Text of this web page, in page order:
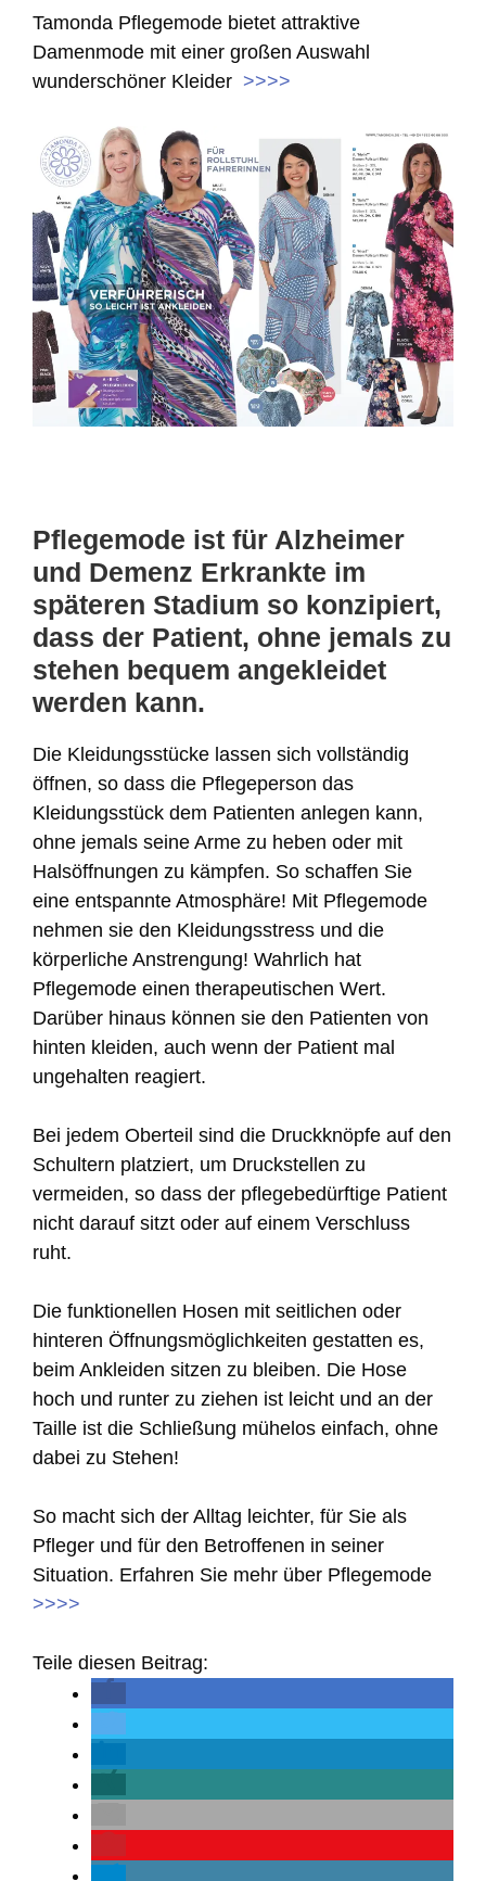
Tamonda Pflegemode bietet attraktive
Damenmode mit einer großen Auswahl
wunderschöner Kleider >>>>
Pflegemode ist für Alzheimer
und Demenz Erkrankte im
späteren Stadium so konzipiert,
dass der Patient, ohne jemals zu
stehen bequem angekleidet
werden kann.
Die Kleidungsstücke lassen sich vollständig
öffnen, so dass die Pflegeperson das
Kleidungsstück dem Patienten anlegen kann,
ohne jemals seine Arme zu heben oder mit
Halsöffnungen zu kämpfen. So schaffen Sie
eine entspannte Atmosphäre! Mit Pflegemode
nehmen sie den Kleidungsstress und die
körperliche Anstrengung! Wahrlich hat
Pflegemode einen therapeutischen Wert.
Darüber hinaus können sie den Patienten von
hinten kleiden, auch wenn der Patient mal
ungehalten reagiert.
Bei jedem Oberteil sind die Druckknöpfe auf den
Schultern platziert, um Druckstellen zu
vermeiden, so dass der pflegebedürftige Patient
nicht darauf sitzt oder auf einem Verschluss
ruht.
Die funktionellen Hosen mit seitlichen oder
hinteren Öffnungsmöglichkeiten gestatten es,
beim Ankleiden sitzen zu bleiben. Die Hose
hoch und runter zu ziehen ist leicht und an der
Taille ist die Schließung mühelos einfach, ohne
dabei zu Stehen!
So macht sich der Alltag leichter, für Sie als
Pfleger und für den Betroffenen in seiner
Situation. Erfahren Sie mehr über Pflegemode
>>>>
Teile diesen Beitrag: